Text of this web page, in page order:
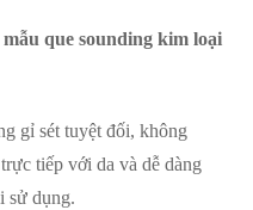
que sounding kim loại
gỉ sét tuyệt đối, không
tiếp với da và dễ dàng
sử dụng.